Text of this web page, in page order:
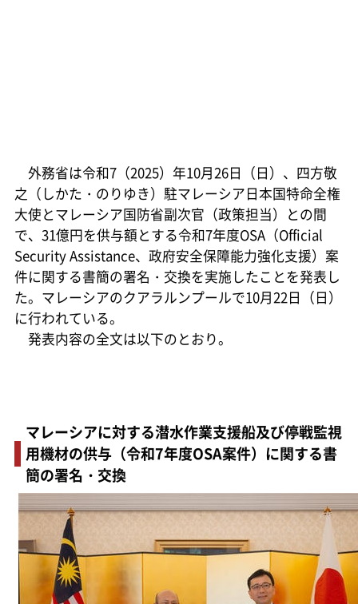
外務省は令和7（2025）年10月26日（日）、四方敬
之（しかた・のりゆき）駐マレーシア日本国特命全権
大使とマレーシア国防省副次官（政策担当）との間
で、31億円を供与額とする令和7年度OSA（Official
Security Assistance、政府安全保障能力強化支援）案
件に関する書簡の署名・交換を実施したことを発表し
た。マレーシアのクアラルンプールで10月22日（日）
に行われている。
発表内容の全文は以下のとおり。
マレーシアに対する潜水作業支援船及び停戦監視
用機材の供与（令和7年度OSA案件）に関する書
簡の署名・交換